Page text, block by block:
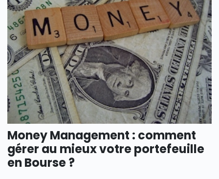
CATÉGORIES
SECTIONS
Money Management : comment
gérer au mieux votre portefeuille
en Bourse ?